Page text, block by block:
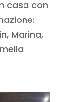
casa con
Marina,